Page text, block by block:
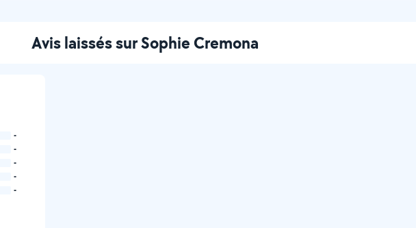
Avis laissés sur Sophie Cremona
-
-
-
-
-